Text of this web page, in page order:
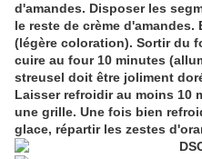
d'amandes. Disposer les
le reste de crème
(légère coloration). Sortir du
cuire au four 10 minutes
streusel doit être joliment
Laisser refroidir au moins 10
une grille. Une fois bien
glace, répartir les zestes